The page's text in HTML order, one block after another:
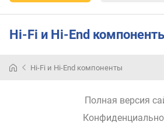
Г
Hi-Fi и Hi-End
Hi-Fi и Hi-End компоненты
Полная версия